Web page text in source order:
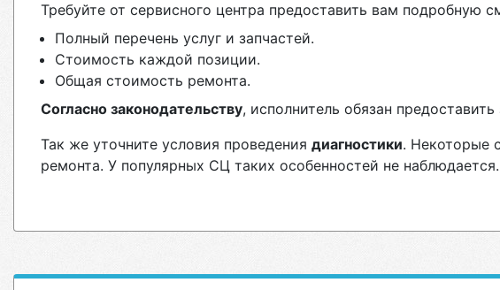
Требуйте от сервисного центра предоставить вам подробную
Полный перечень услуг и запчастей.
Стоимость каждой позиции.
Общая стоимость ремонта.
Согласно законодательству, исполнитель обязан
Так же уточните условия проведения диагностики. Некоторые
ремонта. У популярных СЦ таких особенностей не наблюдается.